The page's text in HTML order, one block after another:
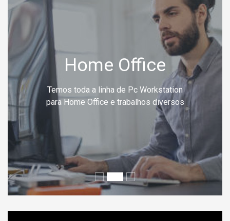
Home Office
Temos toda a linha de Pc Workstation
para Home Office e trabalhos diversos